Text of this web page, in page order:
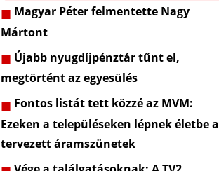
Magyar Péter felmentette Nagy
Mártont
Újabb nyugdíjpénztár tűnt el,
megtörtént az egyesülés
Fontos listát tett közzé az MVM:
Ezeken a településeken lépnek életbe a
tervezett áramszünetek